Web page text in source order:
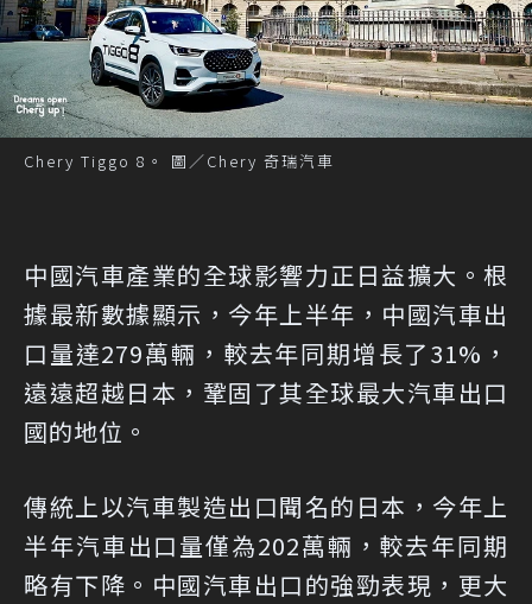
Chery Tiggo 8。 圖／Chery 奇瑞汽車
中國汽車產業的全球影響力正日益擴大。根
據最新數據顯示，今年上半年，中國汽車出
口量達279萬輛，較去年同期增長了31%，
遠遠超越日本，鞏固了其全球最大汽車出口
國的地位。
傳統上以汽車製造出口聞名的日本，今年上
半年汽車出口量僅為202萬輛，較去年同期
略有下降。中國汽車出口的強勁表現，更大